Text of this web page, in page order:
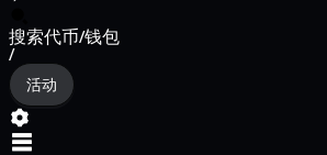
搜索代币/钱包
/
活动